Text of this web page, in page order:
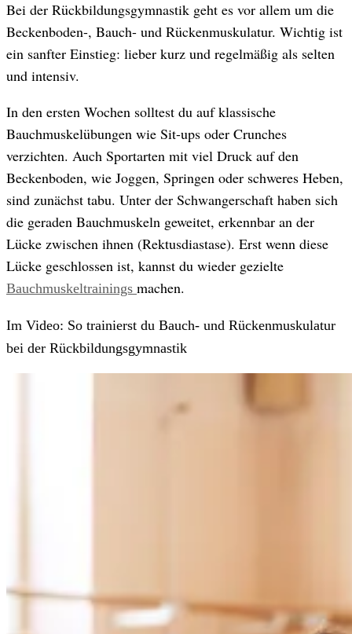
Bei der Rückbildungsgymnastik geht es vor allem um die
Beckenboden-, Bauch- und Rückenmuskulatur. Wichtig ist
ein sanfter Einstieg: lieber kurz und regelmäßig als selten
und intensiv.
In den ersten Wochen solltest du auf klassische
Bauchmuskelübungen wie Sit-ups oder Crunches
verzichten. Auch Sportarten mit viel Druck auf den
Beckenboden, wie Joggen, Springen oder schweres Heben,
sind zunächst tabu. Unter der Schwangerschaft haben sich
die geraden Bauchmuskeln geweitet, erkennbar an der
Lücke zwischen ihnen (Rektusdiastase). Erst wenn diese
Lücke geschlossen ist, kannst du wieder gezielte
Bauchmuskeltrainings machen.
Im Video: So trainierst du Bauch- und Rückenmuskulatur
bei der Rückbildungsgymnastik
Rückbildungsgymnastik: Bauch und Rücken stärken
Übung 1: Beckenboden wahrnehmen (im Sitzen)